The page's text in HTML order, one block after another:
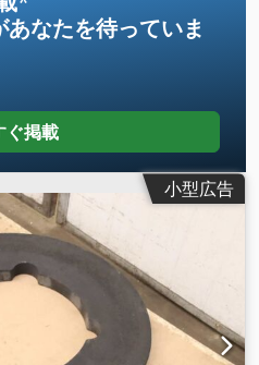
あなたを待っていま
ぐ掲載
小型広告